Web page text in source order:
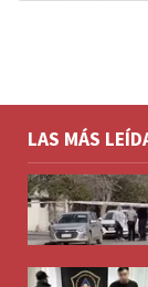
LAS MÁS